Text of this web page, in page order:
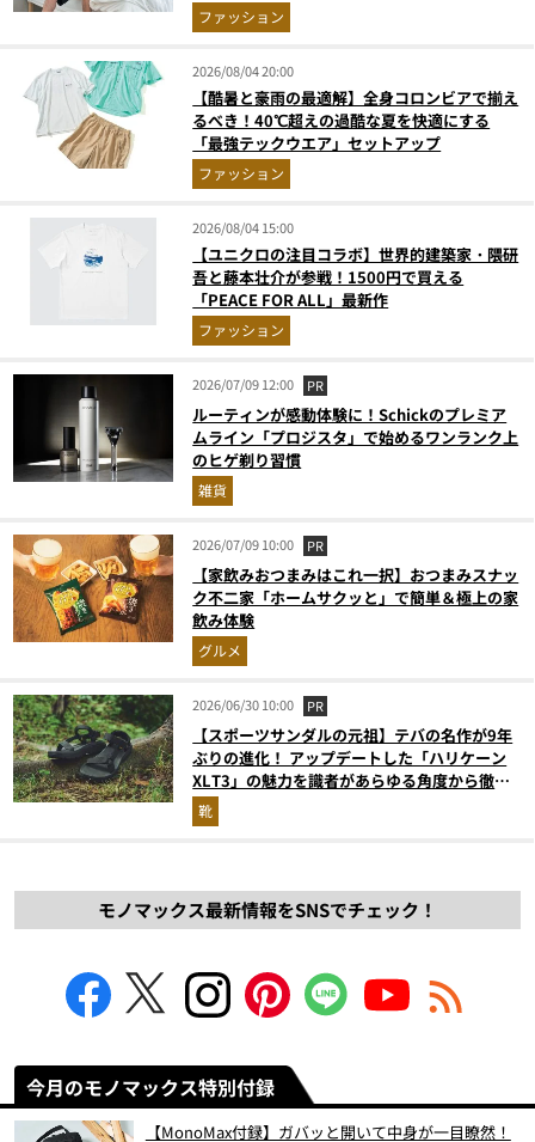
ファッション
2026/08/04 20:00
【酷暑と豪雨の最適解】全身コロンビアで揃え
るべき！40℃超えの過酷な夏を快適にする
「最強テックウエア」セットアップ
ファッション
2026/08/04 15:00
【ユニクロの注目コラボ】世界的建築家・隈研
吾と藤本壮介が参戦！1500円で買える
「PEACE FOR ALL」最新作
ファッション
2026/07/09 12:00 PR
ルーティンが感動体験に！Schickのプレミア
ムライン「プロジスタ」で始めるワンランク上
のヒゲ剃り習慣
雑貨
2026/07/09 10:00 PR
【家飲みおつまみはこれ一択】おつまみスナッ
ク不二家「ホームサクッと」で簡単＆極上の家
飲み体験
グルメ
2026/06/30 10:00 PR
【スポーツサンダルの元祖】テバの名作が9年
ぶりの進化！ アップデートした「ハリケーン
XLT3」の魅力を識者があらゆる角度から徹底
解説！
靴
モノマックス最新情報をSNSでチェック！
今月のモノマックス特別付録
【MonoMax付録】ガバッと開いて中身が一目瞭然！